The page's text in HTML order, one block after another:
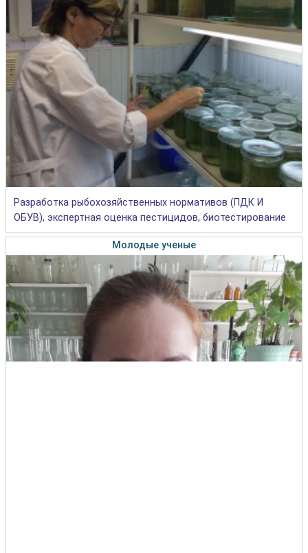
Разработка рыбохозяйственных нормативов (ПДК И
ОБУВ), экспертная оценка пестицидов, биотестирование
Молодые ученые